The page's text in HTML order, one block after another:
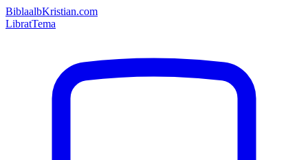
BiblaalbKristian.com
LibratTema